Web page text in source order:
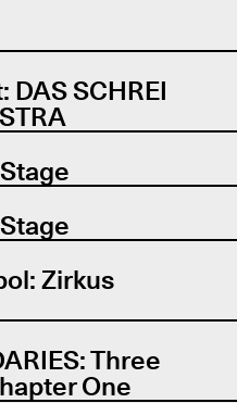
DAS SCHREI
Zirkus
Three
One